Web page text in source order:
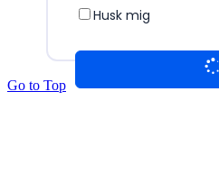
Husk mig
Go to Top